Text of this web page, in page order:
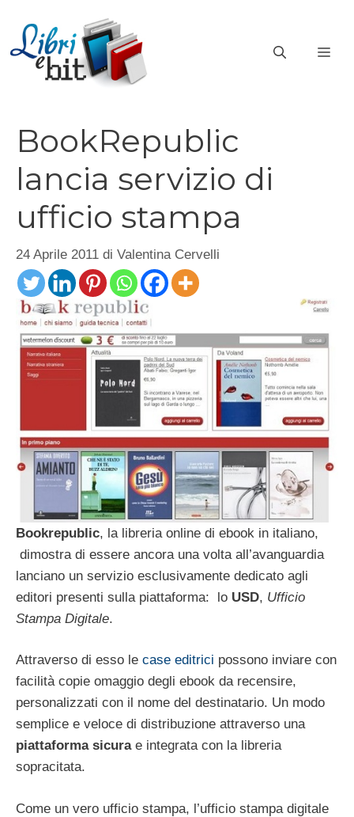
contenuto
BookRepublic
lancia servizio di
ufficio stampa
24 Aprile 2011 di Valentina Cervelli
Bookrepublic, la libreria online di ebook in italiano,
dimostra di essere ancora una volta all’avanguardia
lanciano un servizio esclusivamente dedicato agli
editori presenti sulla piattaforma: lo USD, Ufficio
Stampa Digitale.
Attraverso di esso le case editrici possono inviare con
facilità copie omaggio degli ebook da recensire,
personalizzati con il nome del destinatario. Un modo
semplice e veloce di distribuzione attraverso una
piattaforma sicurae integrata con la libreria
sopracitata.
Come un vero ufficio stampa, l’ufficio stampa digitale